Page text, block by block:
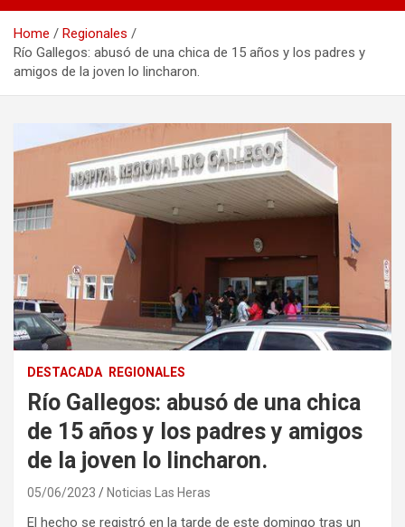
Home
Regionales
Río Gallegos: abusó de una chica de 15 años y los padres y
amigos de la joven lo lincharon.
DESTACADA REGIONALES
Río Gallegos: abusó de una chica
de 15 años y los padres y amigos
de la joven lo lincharon.
05/06/2023 Noticias Las Heras
El hecho se registró en la tarde de este domingo tras un